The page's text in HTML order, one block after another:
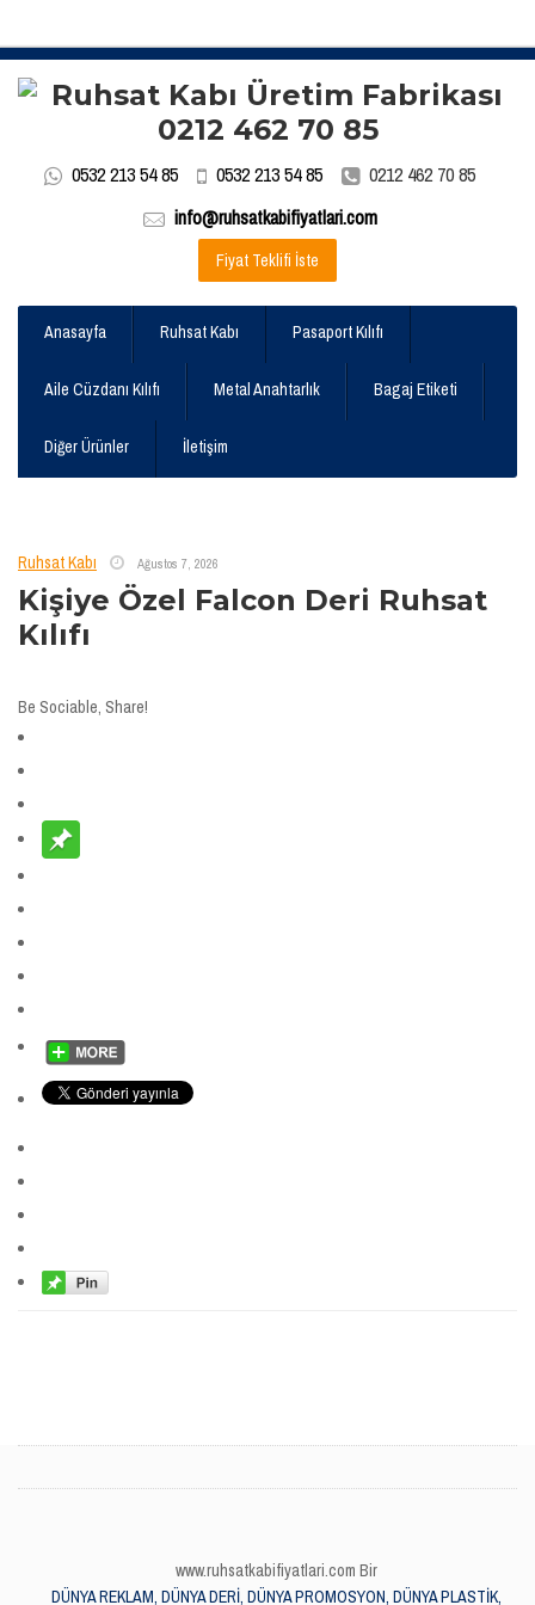
0532 213 54 85 0532 213 54 85
0212 462 70 85
info@ruhsatkabifiyatlari.com
Fiyat Teklifi İste
Anasayfa Ruhsat Kabı Pasaport Kılıfı
Aile Cüzdanı Kılıfı Metal Anahtarlık Bagaj Etiketi
Diğer Ürünler İletişim
Ruhsat Kabı Ağustos 7, 2026
Kişiye Özel Falcon Deri Ruhsat
Kılıfı
Be Sociable, Share!
www.ruhsatkabifiyatlari.com Bir
DÜNYA REKLAM, DÜNYA DERİ, DÜNYA PROMOSYON, DÜNYA PLASTİK,